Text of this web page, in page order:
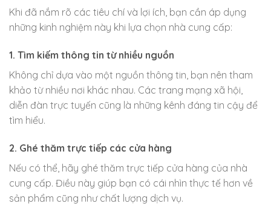
Khi đã nắm rõ các tiêu chí và lợi ích, bạn cần áp dụng
những kinh nghiệm này khi lựa chọn nhà cung cấp:
1. Tìm kiếm thông tin từ nhiều nguồn
Không chỉ dựa vào một nguồn thông tin, bạn nên tham
khảo từ nhiều nơi khác nhau. Các trang mạng xã hội,
diễn đàn trực tuyến cũng là những kênh đáng tin cậy để
tìm hiểu.
2. Ghé thăm trực tiếp các cửa hàng
Nếu có thể, hãy ghé thăm trực tiếp cửa hàng của nhà
cung cấp. Điều này giúp bạn có cái nhìn thực tế hơn về
sản phẩm cũng như chất lượng dịch vụ.